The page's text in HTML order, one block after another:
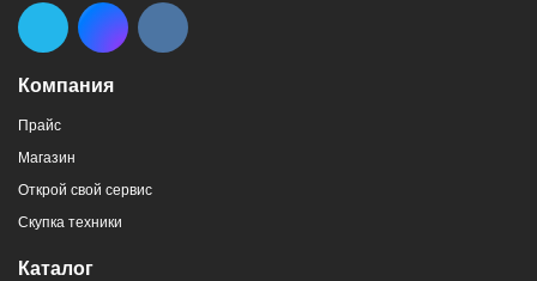
8 (964) 914-44-74
Компания
Прайс
Магазин
Открой свой сервис
Скупка техники
Каталог